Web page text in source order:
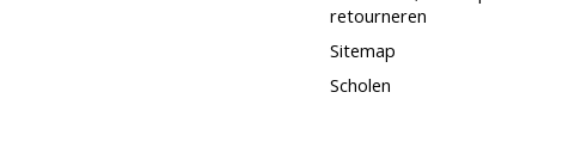
retourneren
Sitemap
Scholen